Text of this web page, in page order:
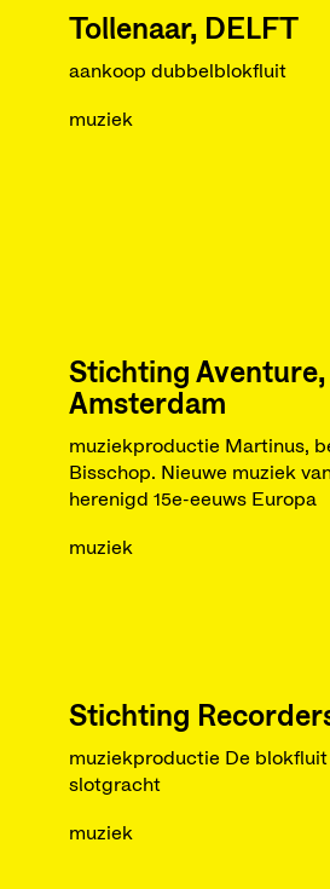
Tollenaar, DELFT
aankoop dubbelblokfluit
muziek
Stichting Aventure,
Amsterdam
muziekproductie Martinus,
Bisschop. Nieuwe muziek
herenigd 15e-eeuws Europa
muziek
Stichting
muziekproductie De blokfluit
slotgracht
muziek